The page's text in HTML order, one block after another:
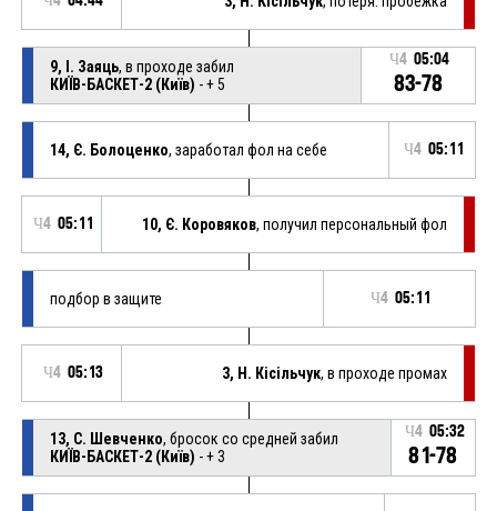
9, І. Заяць, в проходе забил
КИЇВ-БАСКЕТ-2 (Київ) - + 5
Ч4 05:04
83-78
14, Є. Болоценко, заработал фол на себе Ч4 05:11
Ч4 05:11 10, Є. Коровяков, получил персональный фол
подбор в защите Ч4 05:11
Ч4 05:13 3, Н. Кісільчук, в проходе промах
13, С. Шевченко, бросок со средней забил
КИЇВ-БАСКЕТ-2 (Київ) - + 3
Ч4 05:32
81-78